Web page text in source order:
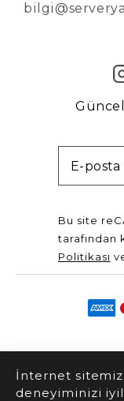
İnternet
deneyiminizi
Bu site
tarafından
Politikası